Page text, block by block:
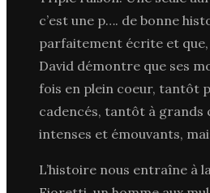
c’est une p…. de bonne
parfaitement écrite et que,
David démontre que ses
fois en plein coeur, tantôt
cadencés, tantôt à grands
intenses et émouvants,
L’histoire nous entraîne à